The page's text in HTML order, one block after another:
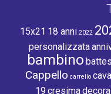
15x21 18 anni 2022
personalizzata
bambino
Cappello carrello
19 cresima